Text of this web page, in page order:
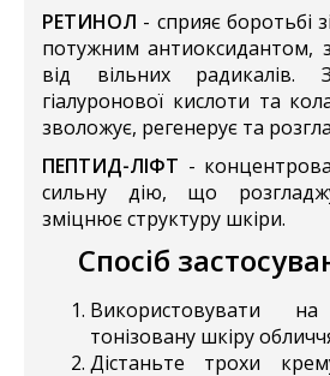
РЕТИНОЛ - сприяє боротьбі
потужним антиоксидантом,
від вільних радикалів.
гіалуронової кислоти та
зволожує, регенерує та
ПЕПТИД-ЛІФТ -
сильну дію, що
зміцнює структуру шкіри.
Спосіб
Використовувати
тонізовану шкіру
Дістаньте трохи